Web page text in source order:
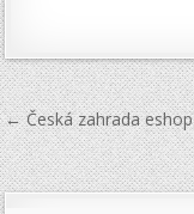
Navigace
pro
příspěvek
← Česká zahrada eshop